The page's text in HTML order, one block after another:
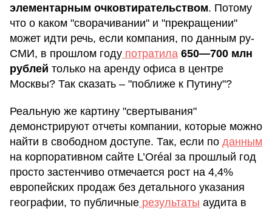
элементарным очковтирательством. Потому
что о каком "сворачивании" и "прекращении"
может идти речь, если компания, по данным ру-
СМИ, в прошлом году потратила 650—700 млн
рублей только на аренду офиса в центре
Москвы? Так сказать – "поближе к Путину"?
Реальную же картину "свертывания"
демонстрируют отчеты компании, которые можно
найти в свободном доступе. Так, если по данным
на корпоративном сайте L’Oréal за прошлый год
просто застенчиво отмечается рост на 4,4%
европейских продаж без детального указания
географии, то публичные результаты аудита в